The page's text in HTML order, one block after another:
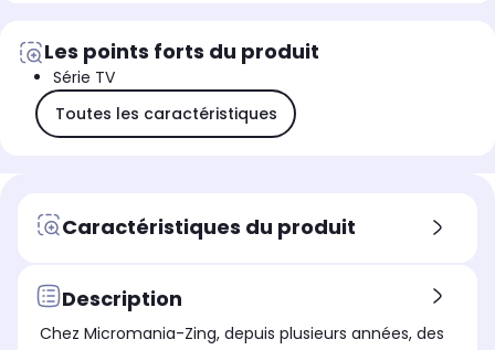
Les points forts du produit
Série TV
Toutes les caractéristiques
Caractéristiques du produit
Description
Chez Micromania-Zing, depuis plusieurs années, des